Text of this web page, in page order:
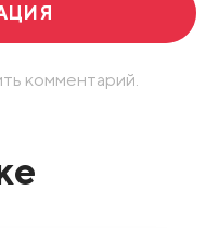
комментарий.